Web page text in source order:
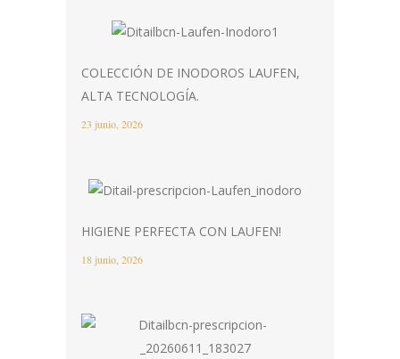
COLECCIÓN DE INODOROS LAUFEN,
ALTA TECNOLOGÍA.
23 junio, 2026
HIGIENE PERFECTA CON LAUFEN!
18 junio, 2026